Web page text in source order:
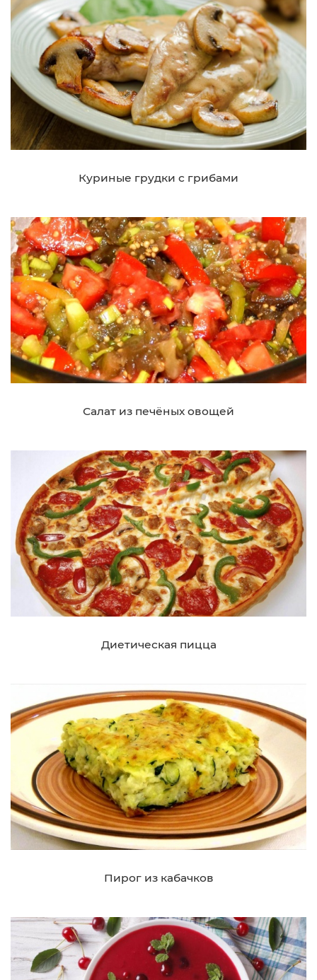
Куриные грудки с грибами
Салат из печёных овощей
Диетическая пицца
Пирог из кабачков